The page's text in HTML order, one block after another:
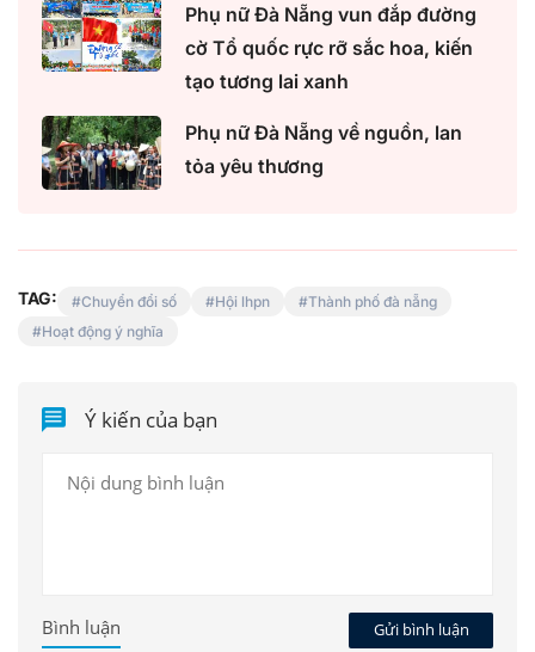
Phụ nữ Đà Nẵng vun đắp đường
cờ Tổ quốc rực rỡ sắc hoa, kiến
tạo tương lai xanh
Phụ nữ Đà Nẵng về nguồn, lan
tỏa yêu thương
TAG: Chuyển đổi số Hội lhpn
Thành phố đà nẵng
Hoạt động ý nghĩa
Ý kiến của bạn
Gửi bình luận
Bình luận